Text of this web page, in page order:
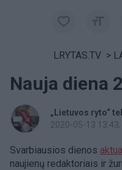
LRYTAS.TV >
Nauja diena
„Lietuvos ryto“
2020-05-13 13:43
Svarbiausios dienos
naujienų redaktoriais ir